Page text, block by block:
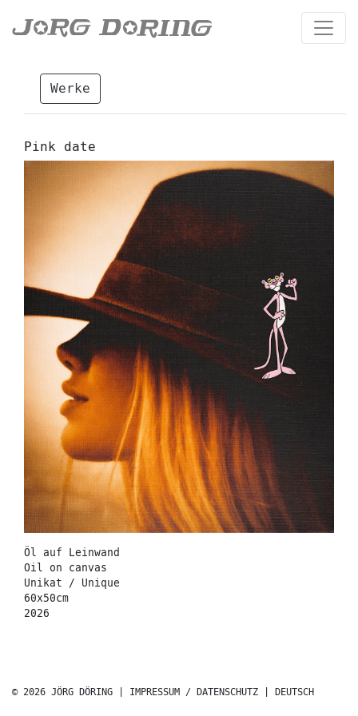
Werke
Pink date
Öl auf Leinwand
Oil on canvas
Unikat / Unique
60x50cm
2026
© 2026 JÖRG DÖRING | IMPRESSUM / DATENSCHUTZ DEUTSCH